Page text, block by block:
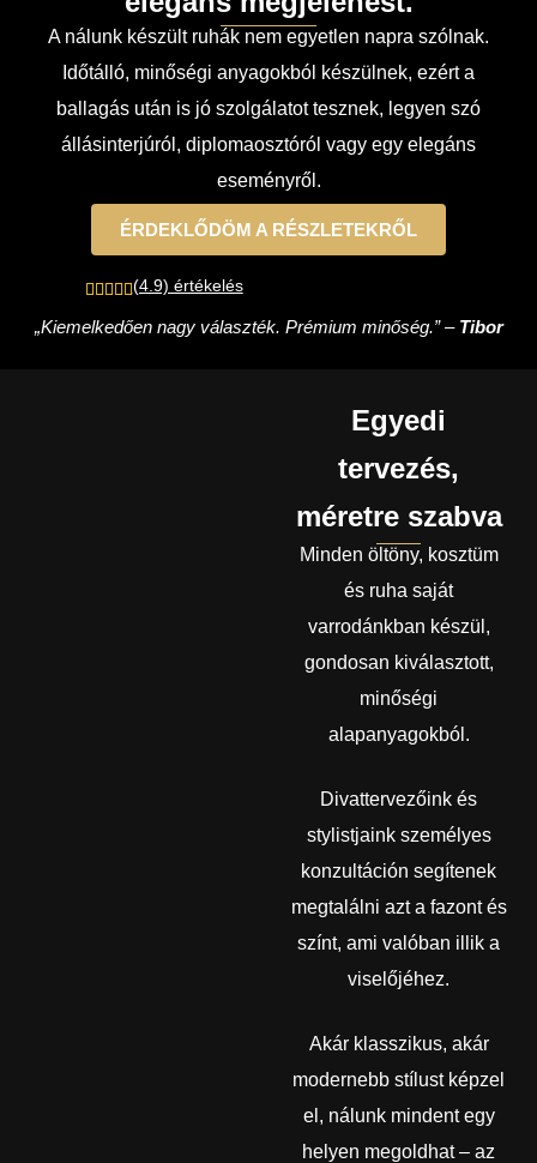
A nálunk készült ruhák nem egyetlen napra szólnak.
Időtálló, minőségi anyagokból készülnek, ezért a
ballagás után is jó szolgálatot tesznek, legyen szó
állásinterjúról, diplomaosztóról vagy egy elegáns
eseményről.
ÉRDEKLŐDÖM A RÉSZLETEKRŐL
(4.9) értékelés
„Kiemelkedően nagy választék. Prémium minőség.” – Tibor
Egyedi
tervezés,
méretre szabva
Minden öltöny, kosztüm
és ruha saját
varrodánkban készül,
gondosan kiválasztott,
minőségi
alapanyagokból.
Divattervezőink és
stylistjaink személyes
konzultáción segítenek
megtalálni azt a fazont és
színt, ami valóban illik a
viselőjéhez.
Akár klasszikus, akár
modernebb stílust képzel
el, nálunk mindent egy
helyen megoldhat – az